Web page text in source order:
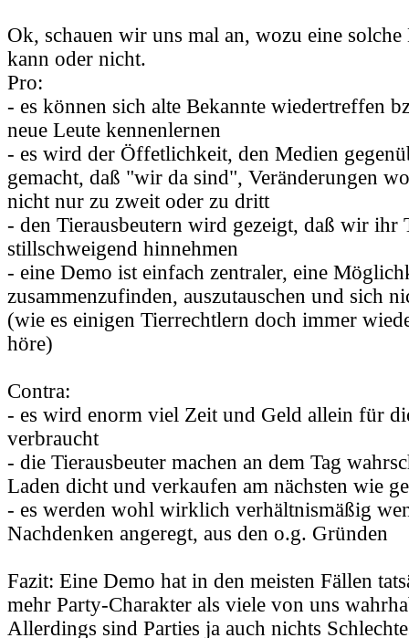
Ok, schauen wir uns mal an, wozu eine
kann oder nicht.
Pro:
- es können sich alte Bekannte wiedertreffen
neue Leute kennenlernen
- es wird der Öffetlichkeit, den Medien
gemacht, daß "wir da sind", Veränderungen
nicht nur zu zweit oder zu dritt
- den Tierausbeutern wird gezeigt, daß wir ihr
stillschweigend hinnehmen
- eine Demo ist einfach zentraler, eine
zusammenzufinden, auszutauschen und sich
(wie es einigen Tierrechtlern doch immer
höre)
Contra:
- es wird enorm viel Zeit und Geld allein für
verbraucht
- die Tierausbeuter machen an dem Tag
Laden dicht und verkaufen am nächsten wie
- es werden wohl wirklich verhältnismäßig
Nachdenken angeregt, aus den o.g. Gründen
Fazit: Eine Demo hat in den meisten Fällen
mehr Party-Charakter als viele von uns
Allerdings sind Parties ja auch nichts